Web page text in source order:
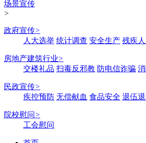
场景宣传
>
政府宣传>
人大选举 统计调查 安全生产 残疾
房地产建筑行业>
交楼礼品 扫毒反邪教 防电信诈骗
民政宣传>
疾控预防 无偿献血 食品安全 退伍
院校慰问>
工会慰问